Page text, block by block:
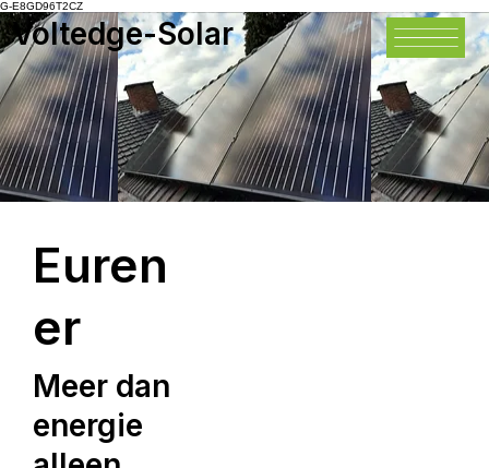
G-E8GD96T2CZ
Voltedge-Solar
Euren
er
Meer dan
energie